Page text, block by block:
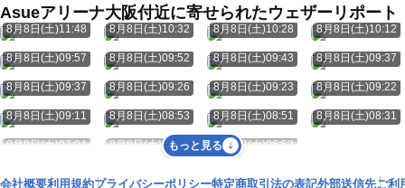
Asueアリーナ大阪付近に寄せられたウェザーリポート
8月8日(土)11:48 8月8日(土)10:32 8月8日(土)10:28 8月8日(土)10:12
8月8日(土)09:57 8月8日(土)09:52 8月8日(土)09:43 8月8日(土)09:37
8月8日(土)09:37 8月8日(土)09:26 8月8日(土)09:23 8月8日(土)09:22
8月8日(土)09:11 8月8日(土)08:53 8月8日(土)08:51 8月8日(土)08:31
8月8日(土)07:04 8月8日(土)07:00 8月8日(土)06:53
もっと見る
会社概要利用規約プライバシーポリシー特定商取引法の表記外部送信先ご利